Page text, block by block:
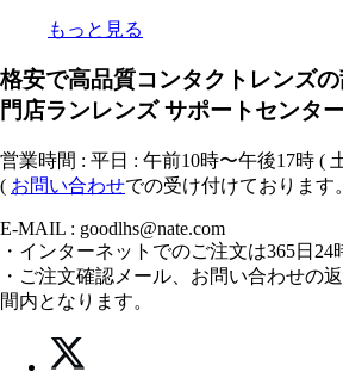
もっと見る
格安で高品質コンタクトレンズ
門店ランレンズ サポートセンター
営業時間 : 平日 : 午前10時〜午後17時 (
( お問い合わせでの受け付けております
E-MAIL : goodlhs@nate.com
・インターネットでのご注文は365日24
・ご注文確認メール、お問い合わせの
間内となります。